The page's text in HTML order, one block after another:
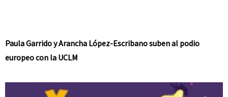
Paula Garrido y Arancha López-Escribano suben al podio
europeo con la UCLM